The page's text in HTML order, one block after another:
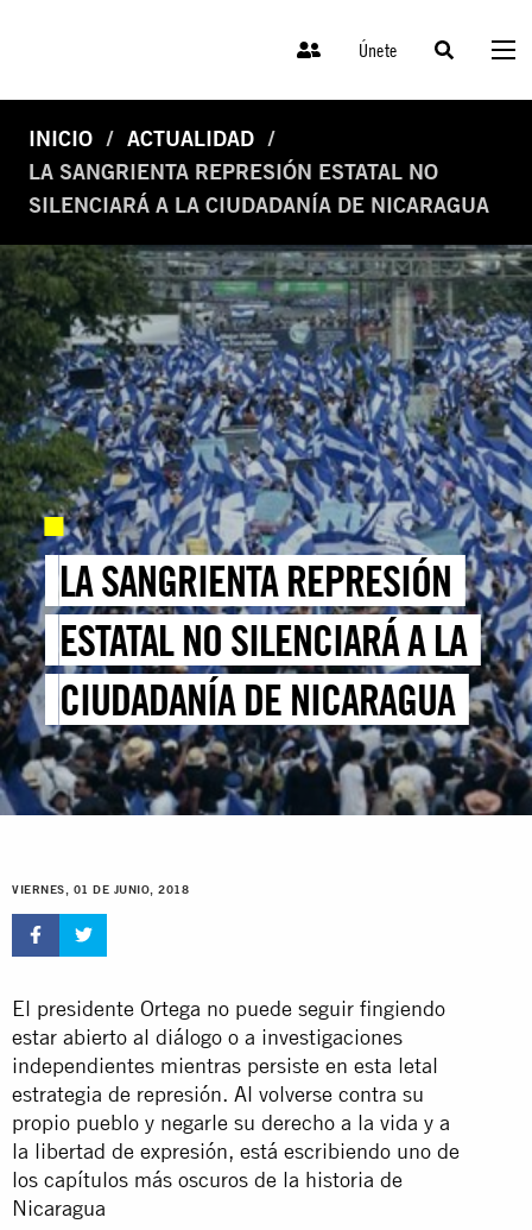
Únete
INICIO
ACTUALIDAD
LA SANGRIENTA REPRESIÓN ESTATAL NO
SILENCIARÁ A LA CIUDADANÍA DE NICARAGUA
LA SANGRIENTA REPRESIÓN
ESTATAL NO SILENCIARÁ A LA
CIUDADANÍA DE NICARAGUA
VIERNES, 01 DE JUNIO, 2018
El presidente Ortega no puede seguir fingiendo
estar abierto al diálogo o a investigaciones
independientes mientras persiste en esta letal
estrategia de represión. Al volverse contra su
propio pueblo y negarle su derecho a la vida y a
la libertad de expresión, está escribiendo uno de
los capítulos más oscuros de la historia de
Nicaragua